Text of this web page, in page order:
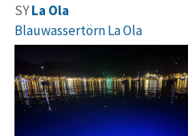
SYLa Ola
Blauwassertörn La Ola